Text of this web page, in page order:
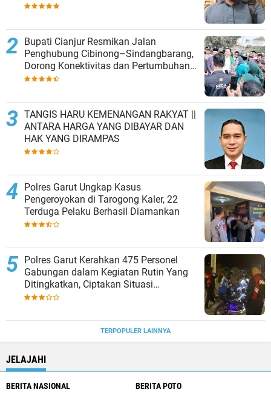
Bupati Cianjur Resmikan Jalan
Penghubung Cibinong–Sindangbarang,
Dorong Konektivitas dan Pertumbuhan
Ekonomi Cianjur Selatan
TANGIS HARU KEMENANGAN RAKYAT ||
ANTARA HARGA YANG DIBAYAR DAN
HAK YANG DIRAMPAS
Polres Garut Ungkap Kasus
Pengeroyokan di Tarogong Kaler, 22
Terduga Pelaku Berhasil Diamankan
Polres Garut Kerahkan 475 Personel
Gabungan dalam Kegiatan Rutin Yang
Ditingkatkan, Ciptakan Situasi
Kamtibmas Tetap Aman dan Kondusif
TERPOPULER LAINNYA
JELAJAHI
BERITA NASIONAL BERITA POTO